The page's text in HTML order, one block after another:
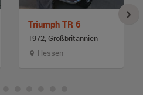
Triumph TR 6
1972, Großbritannien
Hessen